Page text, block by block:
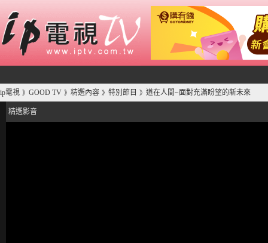
ip電視 》 GOOD TV 》 精選內容 》 特別節目 》 道在人間~面對充滿盼望的新未來
精選影音